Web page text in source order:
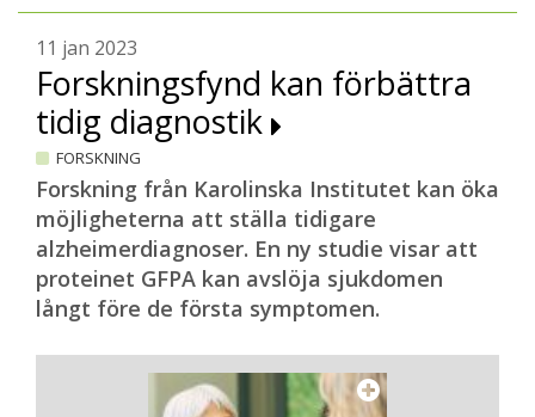
11 jan 2023
Forskningsfynd kan förbättra
tidig diagnostik
FORSKNING
Forskning från Karolinska Institutet kan öka
möjligheterna att ställa tidigare
alzheimerdiagnoser. En ny studie visar att
proteinet GFPA kan avslöja sjukdomen
långt före de första symptomen.